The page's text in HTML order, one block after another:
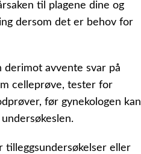
til plagene dine og
dersom det er behov for
derimot avvente svar på
celleprøve, tester for
før gynekologen kan
tilleggsundersøkelser eller